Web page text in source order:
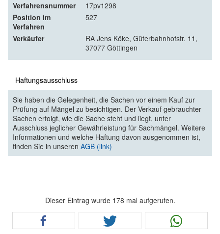
Verfahrensnummer
17pv1298
Position im
Verfahren
527
Verkäufer
RA Jens Köke, Güterbahnhofstr. 11,
37077 Göttingen
Haftungsausschluss
Sie haben die Gelegenheit, die Sachen vor einem Kauf zur
Prüfung auf Mängel zu besichtigen. Der Verkauf gebrauchter
Sachen erfolgt, wie die Sache steht und liegt, unter
Ausschluss jeglicher Gewährleistung für Sachmängel. Weitere
Informationen und welche Haftung davon ausgenommen ist,
finden Sie in unseren AGB (link)
Dieser Eintrag wurde 178 mal aufgerufen.